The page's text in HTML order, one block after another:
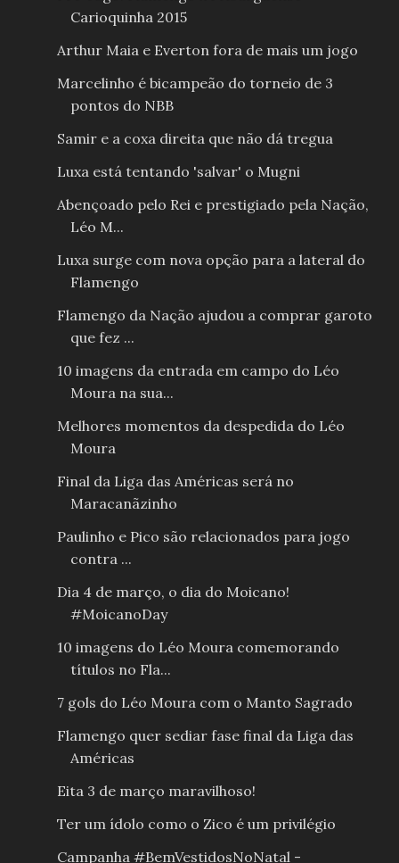
Carioquinha 2015
Arthur Maia e Everton fora de mais um jogo
Marcelinho é bicampeão do torneio de 3
pontos do NBB
Samir e a coxa direita que não dá tregua
Luxa está tentando 'salvar' o Mugni
Abençoado pelo Rei e prestigiado pela Nação,
Léo M...
Luxa surge com nova opção para a lateral do
Flamengo
Flamengo da Nação ajudou a comprar garoto
que fez ...
10 imagens da entrada em campo do Léo
Moura na sua...
Melhores momentos da despedida do Léo
Moura
Final da Liga das Américas será no
Maracanãzinho
Paulinho e Pico são relacionados para jogo
contra ...
Dia 4 de março, o dia do Moicano!
#MoicanoDay
10 imagens do Léo Moura comemorando
títulos no Fla...
7 gols do Léo Moura com o Manto Sagrado
Flamengo quer sediar fase final da Liga das
Américas
Eita 3 de março maravilhoso!
Ter um ídolo como o Zico é um privilégio
Campanha #BemVestidosNoNatal -